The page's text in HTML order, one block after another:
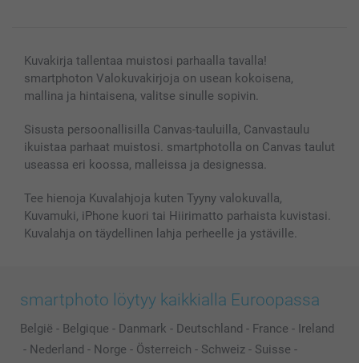
Kuvakirja tallentaa muistosi parhaalla tavalla!
smartphoton Valokuvakirjoja on usean kokoisena,
mallina ja hintaisena, valitse sinulle sopivin.
Sisusta persoonallisilla Canvas-tauluilla, Canvastaulu
ikuistaa parhaat muistosi. smartphotolla on Canvas taulut
useassa eri koossa, malleissa ja designessa.
Tee hienoja Kuvalahjoja kuten Tyyny valokuvalla,
Kuvamuki, iPhone kuori tai Hiirimatto parhaista kuvistasi.
Kuvalahja on täydellinen lahja perheelle ja ystäville.
smartphoto löytyy kaikkialla Euroopassa
België - Belgique - Danmark - Deutschland - France - Ireland
- Nederland - Norge - Österreich - Schweiz - Suisse -